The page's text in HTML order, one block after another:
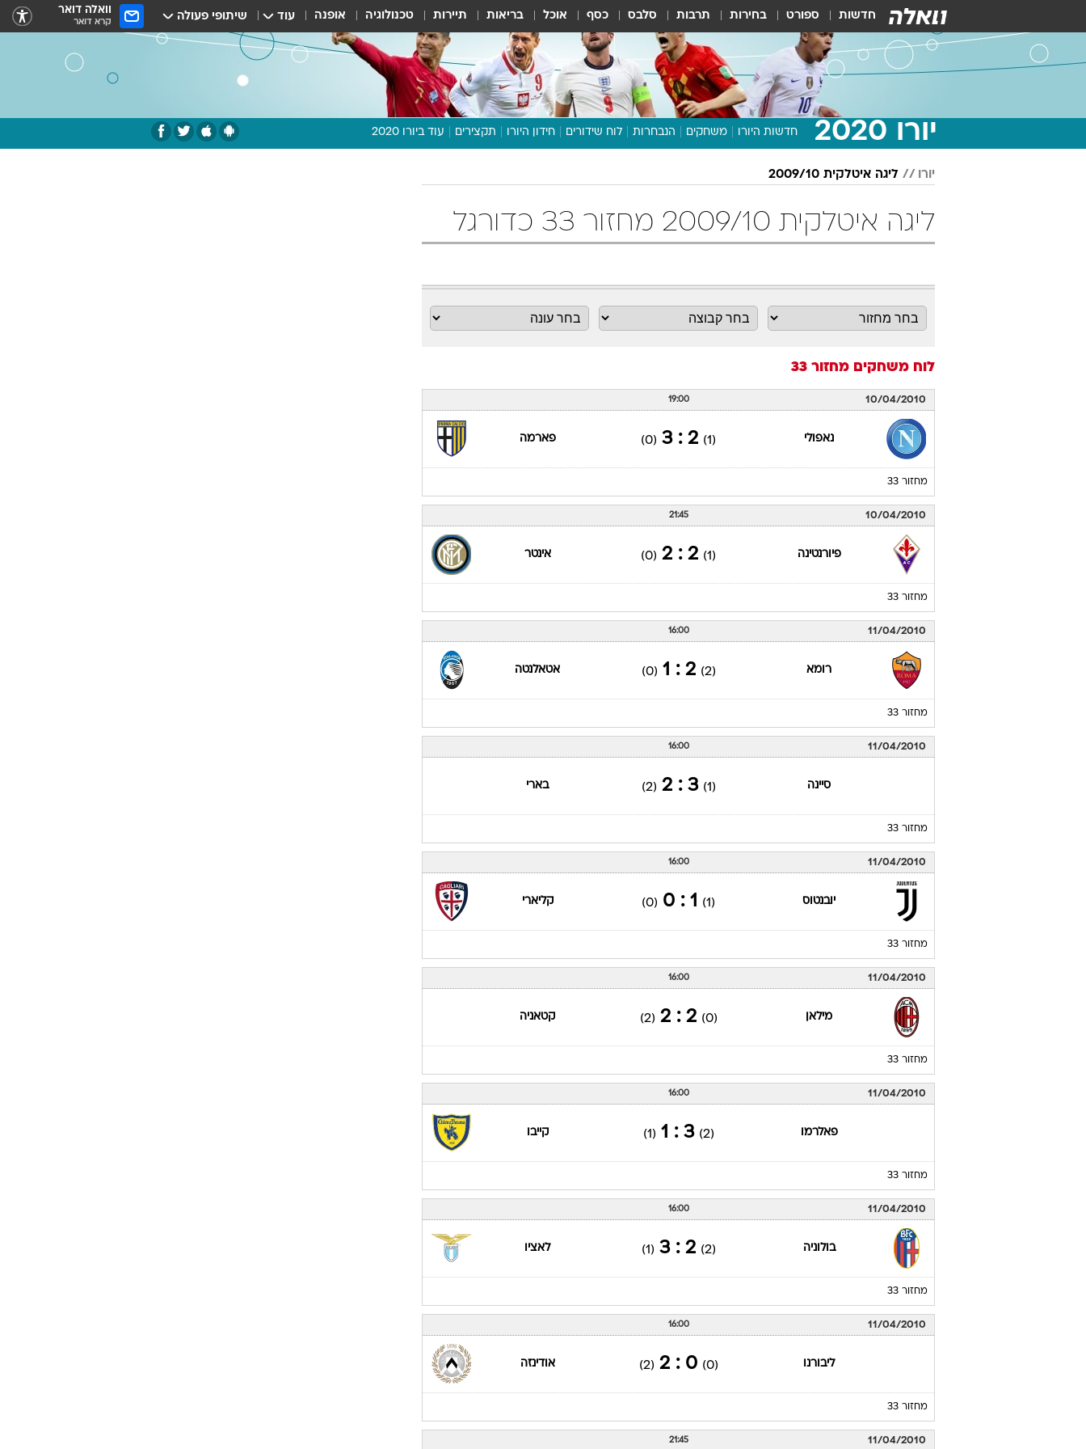
חדשות ספורט בחירות תרבות סלבס כסף אוכל בריאות תיירות טכנולוגיה אופנה עוד שיתופי פעולה וואלה דואר
קרא דואר
יורו 2020 חדשות היורו משחקים הנבחרות לוח שידורים חידון היורו תקצירים עוד ביורו 2020
תכנית היורו
יורו ליגה איטלקית 2009/10
ליגה איטלקית 2009/10 מחזור 33 כדורגל
לוח משחקים מחזור 33
10/04/2010
19:00
נאפולי (1)
2 : 3
(0) פארמה
מחזור 33
10/04/2010
21:45
פיורנטינה (1)
2 : 2
(0) אינטר
מחזור 33
11/04/2010
16:00
רומא (2)
2 : 1
(0) אטאלנטה
מחזור 33
11/04/2010
16:00
סיינה (1)
3 : 2
(2) בארי
מחזור 33
11/04/2010
16:00
יובנטוס (1)
1 : 0
(0) קליארי
מחזור 33
11/04/2010
16:00
מילאן (0)
2 : 2
(2) קטאניה
מחזור 33
11/04/2010
16:00
פאלרמו (2)
3 : 1
(1) קייבו
מחזור 33
11/04/2010
16:00
בולוניה (2)
2 : 3
(1) לאציו
מחזור 33
11/04/2010
16:00
ליבורנו (0)
0 : 2
(2) אודינזה
מחזור 33
11/04/2010
21:45